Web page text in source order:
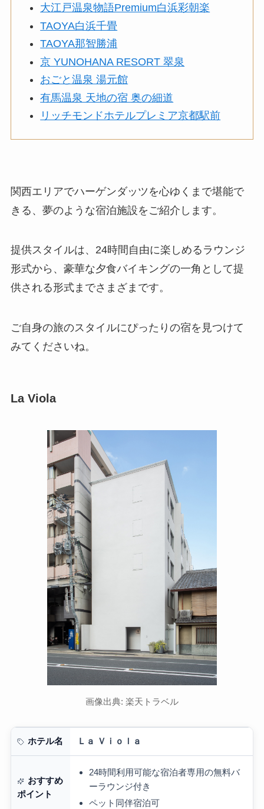
大江戸温泉物語Premium白浜彩朝楽
TAOYA白浜千畳
TAOYA那智勝浦
京 YUNOHANA RESORT 翠泉
おごと温泉 湯元館
有馬温泉 天地の宿 奥の細道
リッチモンドホテルプレミア京都駅前
関西エリアでハーゲンダッツを心ゆくまで堪能で
きる、夢のような宿泊施設をご紹介します。
提供スタイルは、24時間自由に楽しめるラウンジ
形式から、豪華な夕食バイキングの一角として提
供される形式までさまざまです。
ご自身の旅のスタイルにぴったりの宿を見つけて
みてくださいね。
La Viola
画像出典: 楽天トラベル
ホテル名 Ｌａ Ｖｉｏｌａ
おすすめ
ポイント
24時間利用可能な宿泊者専用の無料バ
ーラウンジ付き
ペット同伴宿泊可